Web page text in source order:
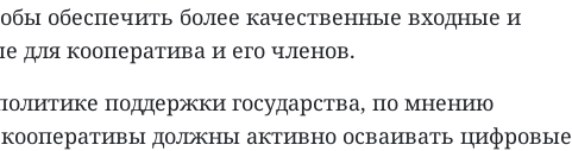
обеспечить более качественные входные и
для кооператива и его членов.
поддержки государства, по мнению
должны активно осваивать цифровые